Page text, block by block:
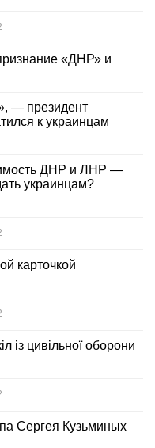
«ДНР» и
— президент
к украинцам
ДНР и ЛНР —
украинцам?
карточкой
із цивільної оборони
Сергея Кузьминых